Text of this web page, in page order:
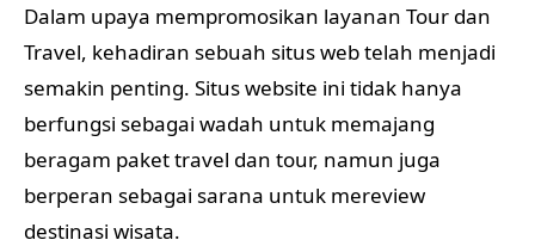
Dalam upaya mempromosikan layanan Tour dan
Travel, kehadiran sebuah situs web telah menjadi
semakin penting. Situs website ini tidak hanya
berfungsi sebagai wadah untuk memajang
beragam paket travel dan tour, namun juga
berperan sebagai sarana untuk mereview
destinasi wisata.